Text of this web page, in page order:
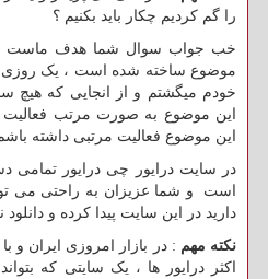
را گم کردیم چکار باید بکنیم ؟
خب جواب سوال شما هدف ماست .
موضوع ساخته شده است ، یک روزی
خودم میگشتم و از انجایی که هیچ
این موضوع به صورت مرتب فعالیت
این موضوع فعالیت مرتبی داشته باشم
در سایت درایور چی درایور تمامی
است و شما عزیزان به راحتی می
دارید در این سایت پیدا کرده و دانلود
نکته مهم : در بازار امروزی ایران و
اکثر درایور ها ، یک سایتی که